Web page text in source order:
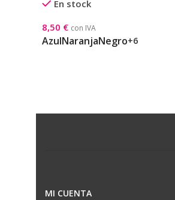
En stock
8,50 € con IVA
Seleccionar Opciones
AzulNaranjaNegro+6
MI CUENTA